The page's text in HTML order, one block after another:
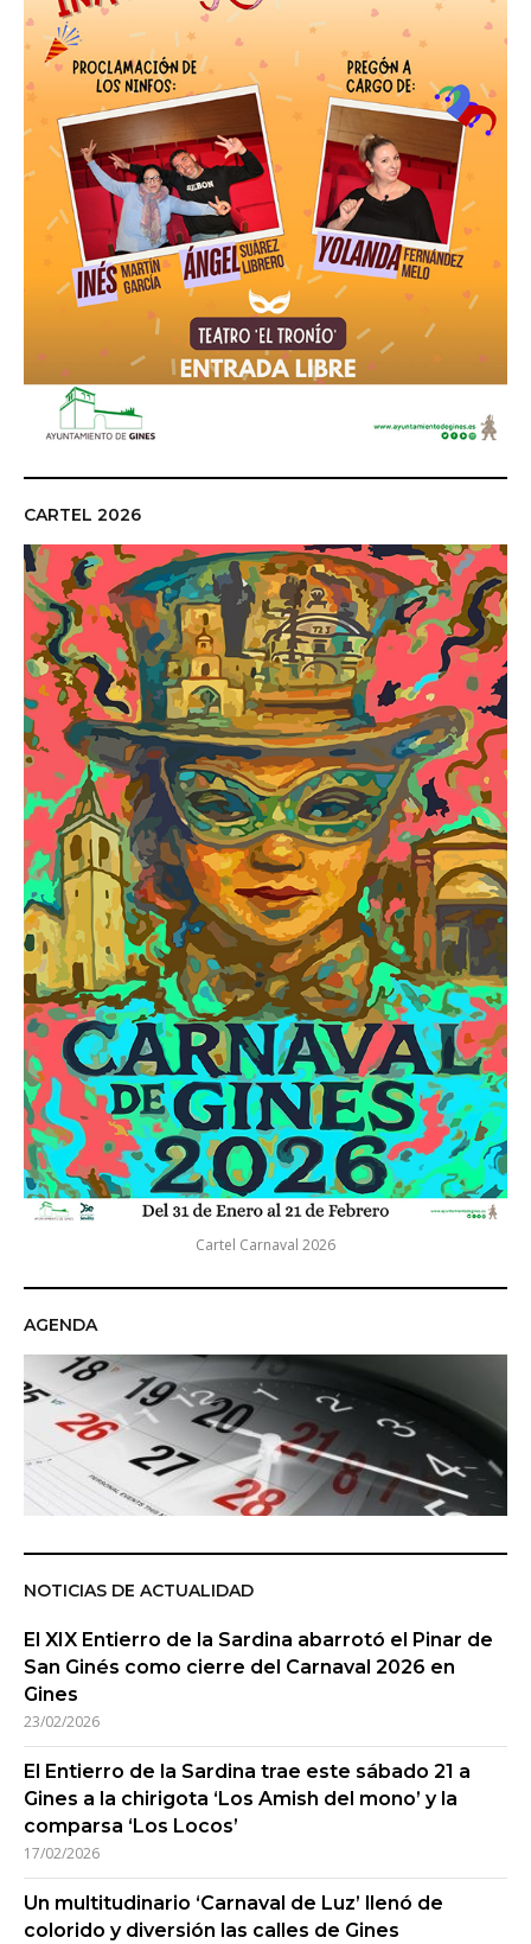
CARTEL 2026
Cartel Carnaval 2026
AGENDA
NOTICIAS DE ACTUALIDAD
El XIX Entierro de la Sardina abarrotó el Pinar de
San Ginés como cierre del Carnaval 2026 en
Gines
23/02/2026
El Entierro de la Sardina trae este sábado 21 a
Gines a la chirigota ‘Los Amish del mono’ y la
comparsa ‘Los Locos’
17/02/2026
Un multitudinario ‘Carnaval de Luz’ llenó de
colorido y diversión las calles de Gines